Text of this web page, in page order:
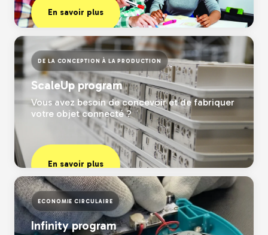
En savoir plus
DE LA CONCEPTION À LA PRODUCTION
ScaleUp program
Vous avez besoin de concevoir et de fabriquer
votre objet connecté ?
En savoir plus
ECONOMIE CIRCULAIRE
Infinity program